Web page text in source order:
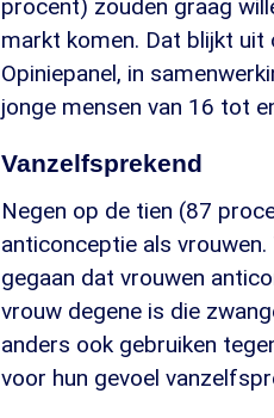
procent) zouden graag
markt komen. Dat blijkt uit
Opiniepanel, in
jonge mensen van 16 tot
Vanzelfsprekend
Negen op de tien (87
anticonceptie als
gegaan dat vrouwen
vrouw degene is die
anders ook gebruiken
voor hun gevoel